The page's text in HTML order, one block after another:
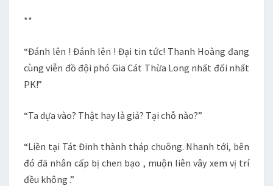
**
“Đánh lên ! Đánh lên ! Đại tin tức! Thanh Hoàng đang
cùng viễn đồ đội phó Gia Cát Thừa Long nhất đối nhất
PK!”
“Ta dựa vào? Thật hay là giả? Tại chỗ nào?”
“Liền tại Tát Đinh thành tháp chuông. Nhanh tới, bên
đó đã nhân cấp bị chen bạo , muộn liên vây xem vị trí
đều không .”